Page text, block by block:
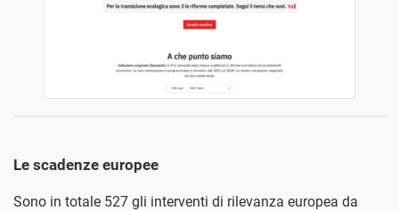
Le scadenze europee
Sono in totale 527 gli interventi di rilevanza europea da